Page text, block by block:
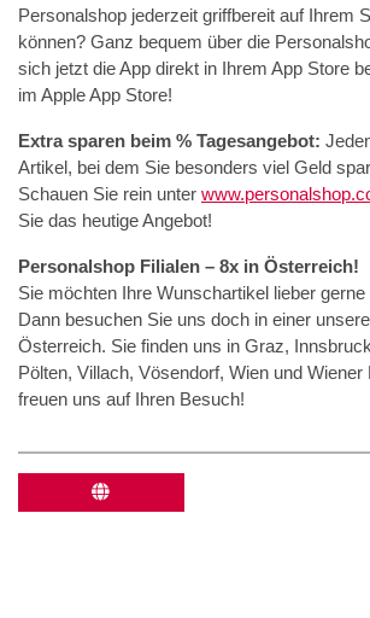
Personalshop jederzeit griffbereit auf Ihrem
können? Ganz bequem über die
sich jetzt die App direkt in Ihrem App Store
im Apple App Store!
Extra sparen beim % Tagesangebot:
Artikel, bei dem Sie besonders viel Geld
Schauen Sie rein unter
Sie das heutige Angebot!
Personalshop Filialen – 8x in Österreich!
Sie möchten Ihre Wunschartikel lieber
Dann besuchen Sie uns doch in einer
Österreich. Sie finden uns in Graz,
Pölten, Villach, Vösendorf, Wien und Wiener
freuen uns auf Ihren Besuch!